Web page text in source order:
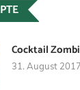
Cocktail
31. August 2017